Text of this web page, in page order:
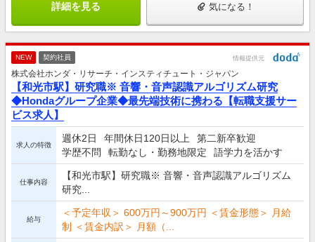
詳細を見る 気になる！
NEW 契約社員 情報提供元
株式会社ホンダ・リサーチ・インスティチュート・ジャパン
【和光市駅】研究職※ 音響・音声認識アルゴリズム研究
◆Hondaグループ企業◆最先端技術に携わる【転職支援サー
ビス求人】
求人の特徴
週休2日 年間休日120日以上
第二新卒歓迎
学歴不問
転勤なし・勤務地限定 語学力を活かす
仕事内容
【和光市駅】研究職※ 音響・音声認識アルゴリズム
研究...
給与
＜予定年収＞ 600万円～900万円 ＜賃金形態＞ 月給
制 ＜賃金内訳＞ 月額（...